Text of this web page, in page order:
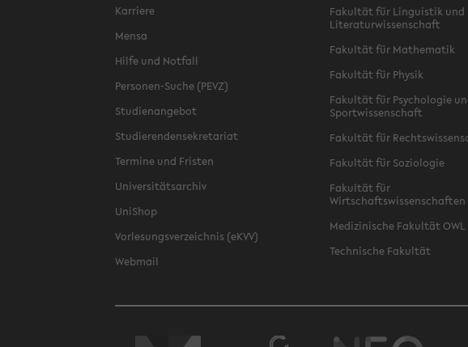
Karriere
Mensa
Hilfe und Notfall
Personen-Suche (PEVZ)
Studienangebot
Studierendensekretariat
Termine und Fristen
Universitätsarchiv
UniShop
Vorlesungsverzeichnis (eKVV)
Webmail
Fakultät für Linguistik und
Literaturwissenschaft
Fakultät für Mathematik
Fakultät für Physik
Fakultät für Psychologie
Sportwissenschaft
Fakultät für
Fakultät für Soziologie
Fakultät für
Wirtschaftswissenschaften
Medizinische Fakultät OWL
Technische Fakultät